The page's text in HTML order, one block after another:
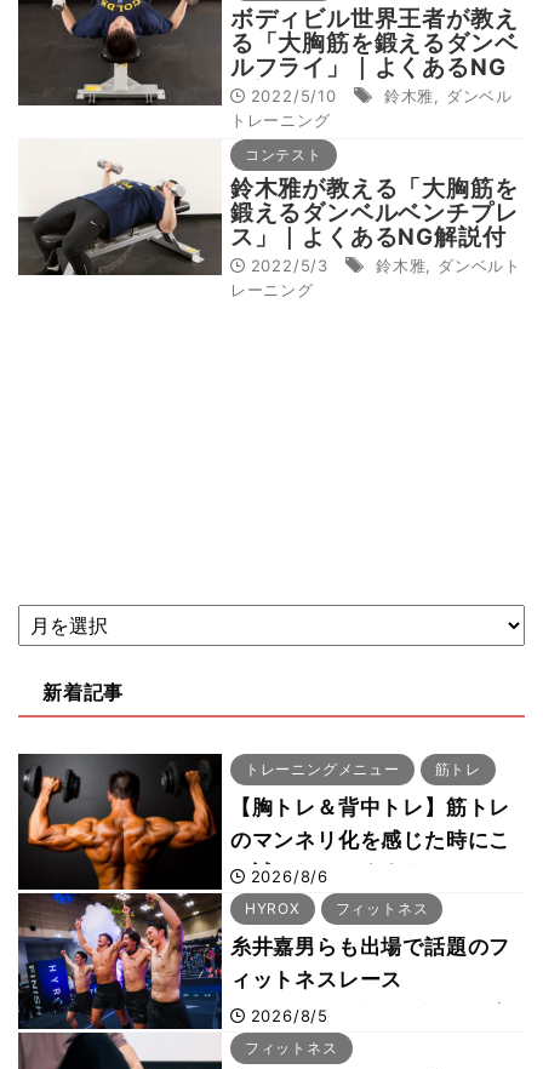
ボディビル世界王者が教え
る「大胸筋を鍛えるダンベ
ルフライ」｜よくあるNG
解説付き
2022/5/10 鈴木雅
ダンベル
トレーニング
コンテスト
鈴木雅が教える「大胸筋を
鍛えるダンベルベンチプレ
ス」｜よくあるNG解説付
き2022/5/3 鈴木雅
ダンベルト
レーニング
新着記事
トレーニングメニュー 筋トレ
【胸トレ＆背中トレ】筋トレ
のマンネリ化を感じた時にこ
そ試したいおすすめメニュー
「拮抗筋スーパーセット法」
2026/8/6
HYROX フィットネス
糸井嘉男らも出場で話題のフ
ィットネスレース
HYROX（ハイロックス）が
幕張メッセで8月6日から開
2026/8/5
フィットネス